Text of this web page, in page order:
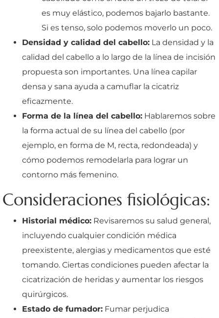
es muy elástico, podemos bajarlo bastante.
Si es tenso, solo podemos moverlo un poco.
Densidad y calidad del cabello: La densidad y la
calidad del cabello a lo largo de la línea de incisión
propuesta son importantes. Una línea capilar
densa y sana ayuda a camuflar la cicatriz
eficazmente.
Forma de la línea del cabello: Hablaremos sobre
la forma actual de su línea del cabello (por
ejemplo, en forma de M, recta, redondeada) y
cómo podemos remodelarla para lograr un
contorno más femenino.
Consideraciones fisiológicas:
Historial médico: Revisaremos su salud general,
incluyendo cualquier condición médica
preexistente, alergias y medicamentos que esté
tomando. Ciertas condiciones pueden afectar la
cicatrización de heridas y aumentar los riesgos
quirúrgicos.
Estado de fumador: Fumar perjudica